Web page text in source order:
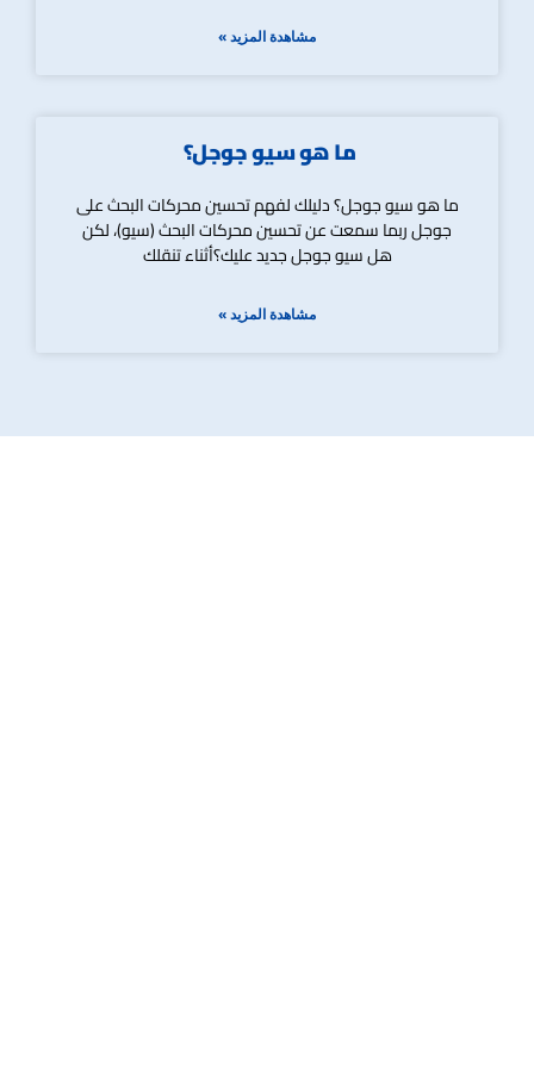
مشاهدة المزيد »
ما هو سيو جوجل؟
ما هو سيو جوجل؟ دليلك لفهم تحسين محركات البحث على
جوجل ربما سمعت عن تحسين محركات البحث (سيو)، لكن
هل سيو جوجل جديد عليك؟أثناء تنقلك
مشاهدة المزيد »